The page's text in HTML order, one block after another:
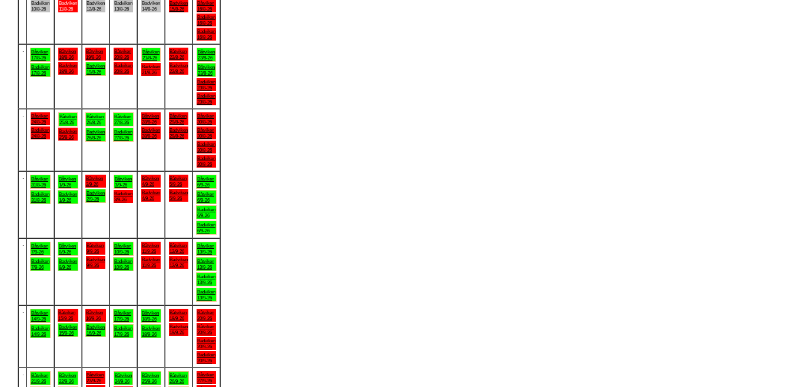
Badviken
10/8-26
Badviken
11/8-26
Badviken
12/8-26
Badviken
13/8-26
Badviken
14/8-26
Badviken
15/8-26
Båtviken
16/8-26
Badviken
16/8-26
Badviken
16/8-26
Båtviken
17/8-26
Badviken
17/8-26
Båtviken
18/8-26
Badviken
18/8-26
Båtviken
19/8-26
Badviken
19/8-26
Båtviken
20/8-26
Badviken
20/8-26
Båtviken
21/8-26
Badviken
21/8-26
Båtviken
22/8-26
Badviken
22/8-26
Båtviken
23/8-26
Båtviken
23/8-26
Badviken
23/8-26
Badviken
23/8-26
Båtviken
24/8-26
Badviken
24/8-26
Båtviken
25/8-26
Badviken
25/8-26
Båtviken
26/8-26
Badviken
26/8-26
Båtviken
27/8-26
Badviken
27/8-26
Båtviken
28/8-26
Badviken
28/8-26
Båtviken
29/8-26
Badviken
29/8-26
Båtviken
30/8-26
Båtviken
30/8-26
Badviken
30/8-26
Badviken
30/8-26
Båtviken
31/8-26
Badviken
31/8-26
Båtviken
1/9-26
Badviken
1/9-26
Båtviken
2/9-26
Badviken
2/9-26
Båtviken
3/9-26
Badviken
3/9-26
Båtviken
4/9-26
Badviken
4/9-26
Båtviken
5/9-26
Badviken
5/9-26
Båtviken
6/9-26
Båtviken
6/9-26
Badviken
6/9-26
Badviken
6/9-26
Båtviken
7/9-26
Badviken
7/9-26
Båtviken
8/9-26
Badviken
8/9-26
Båtviken
9/9-26
Badviken
9/9-26
Båtviken
10/9-26
Badviken
10/9-26
Båtviken
11/9-26
Badviken
11/9-26
Båtviken
12/9-26
Badviken
12/9-26
Båtviken
13/9-26
Båtviken
13/9-26
Badviken
13/9-26
Badviken
13/9-26
Båtviken
14/9-26
Badviken
14/9-26
Båtviken
15/9-26
Badviken
15/9-26
Båtviken
16/9-26
Badviken
16/9-26
Båtviken
17/9-26
Badviken
17/9-26
Båtviken
18/9-26
Badviken
18/9-26
Båtviken
19/9-26
Badviken
19/9-26
Båtviken
20/9-26
Båtviken
20/9-26
Badviken
20/9-26
Badviken
20/9-26
Båtviken
21/9-26
Båtviken
22/9-26
Båtviken
23/9-26
Båtviken
24/9-26
Båtviken
25/9-26
Båtviken
26/9-26
Båtviken
27/9-26